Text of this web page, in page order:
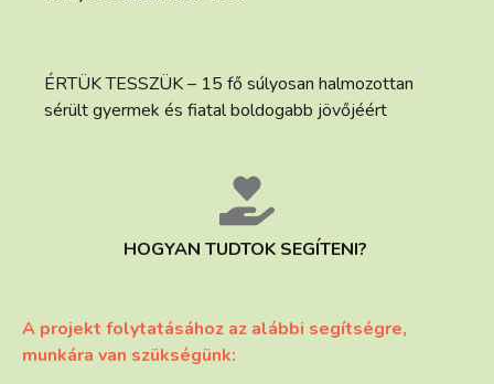
ÉRTÜK TESSZÜK – 15 fő súlyosan halmozottan
sérült gyermek és fiatal boldogabb jövőjéért
HOGYAN TUDTOK SEGÍTENI?
A projekt folytatásához az alábbi segítségre,
munkára van szükségünk: